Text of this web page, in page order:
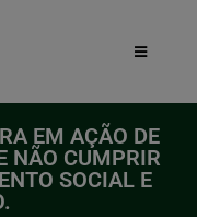
EM AÇÃO DE
NÃO CUMPRIR
SOCIAL E